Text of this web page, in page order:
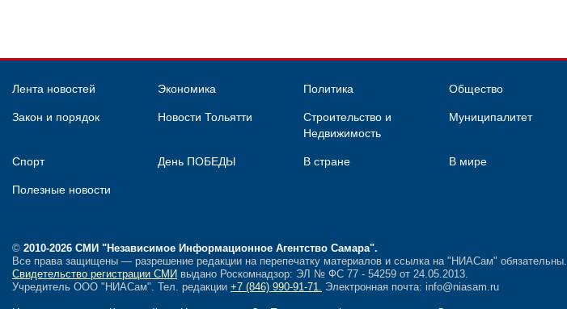
Лента новостей Экономика Политика Общество
Закон и порядок Новости Тольятти
Строительство и
Недвижимость
Муниципалитет
Спорт День ПОБЕДЫ В стране В мире
Полезные новости
© 2010-2026 СМИ "Независимое Информационное Агентство Самара".
Все права защищены — разрешение редакции на перепечатку материалов и ссылка на "НИАСам" обязательны.
Свидетельство регистрации СМИ выдано Роскомнадзор: ЭЛ № ФС 77 - 54259 от 24.05.2013.
Учредитель ООО "НИАСам". Тел. редакции +7 (846) 990-91-71. Электронная почта: info@niasam.ru